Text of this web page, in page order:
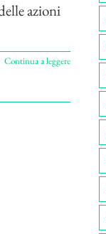
azioni
Continua a leggere